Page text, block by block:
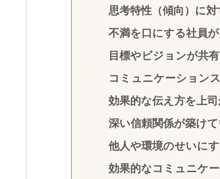
思考特性（傾向）に
不満を口にする社員
目標やビジョンが共
コミュニケーション
効果的な伝え方を上
深い信頼関係が築け
他人や環境のせいに
効果的なコミュニケ